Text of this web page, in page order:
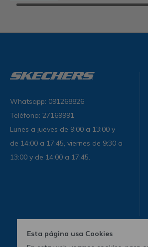
Esta página usa Cookies
Whatsapp: 091268826
Teléfono: 27169991
Lunes a jueves de 9:00 a 13:00 y
de 14:00 a 17:45, viernes de 9:30 a
13:00 y de 14:00 a 17:45.